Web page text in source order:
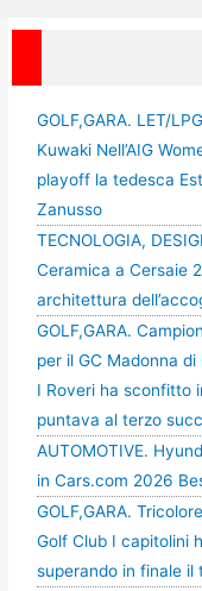
GOLF,GARA. LET/
Kuwaki Nell’AIG
playoff la tedesca
Zanusso
TECNOLOGIA,
Ceramica a Cersaie
architettura
GOLF,GARA.
per il GC Madonna
I Roveri ha sconfitto
puntava al terzo
AUTOMOTIVE.
in Cars.com 2026
GOLF,GARA.
Golf Club I capitolini
superando in finale il